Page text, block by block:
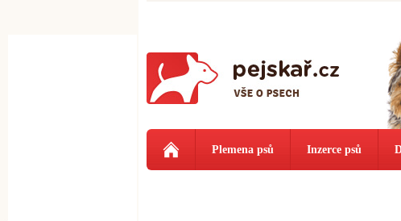
Plemena psů Inzerce psů